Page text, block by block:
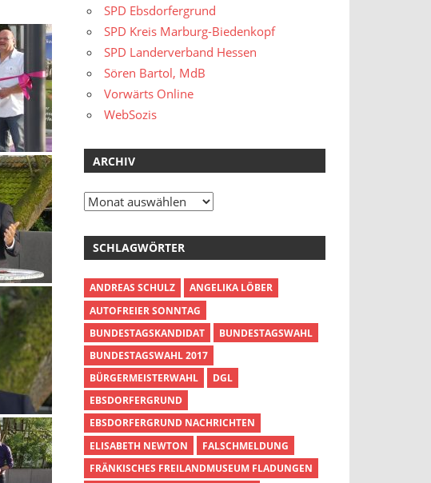
SPD Ebsdorfergrund
SPD Kreis Marburg-Biedenkopf
SPD Landerverband Hessen
Sören Bartol, MdB
Vorwärts Online
WebSozis
ARCHIV
Archiv
SCHLAGWÖRTER
ANDREAS SCHULZ
ANGELIKA LÖBER
AUTOFREIER SONNTAG
BUNDESTAGSKANDIDAT
BUNDESTAGSWAHL
BUNDESTAGSWAHL 2017
BÜRGERMEISTERWAHL
DGL
EBSDORFERGRUND
EBSDORFERGRUND NACHRICHTEN
ELISABETH NEWTON
FALSCHMELDUNG
FRÄNKISCHES FREILANDMUSEUM FLADUNGEN